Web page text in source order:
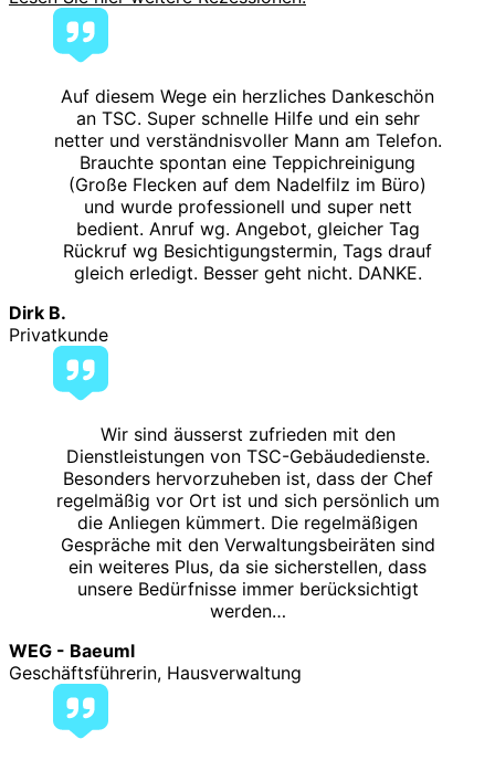
Auf diesem Wege ein herzliches Dankeschön
an TSC. Super schnelle Hilfe und ein sehr
netter und verständnisvoller Mann am Telefon.
Brauchte spontan eine Teppichreinigung
(Große Flecken auf dem Nadelfilz im Büro)
und wurde professionell und super nett
bedient. Anruf wg. Angebot, gleicher Tag
Rückruf wg Besichtigungstermin, Tags drauf
gleich erledigt. Besser geht nicht. DANKE.
Dirk B.
Privatkunde
Wir sind äusserst zufrieden mit den
Dienstleistungen von TSC-Gebäudedienste.
Besonders hervorzuheben ist, dass der Chef
regelmäßig vor Ort ist und sich persönlich um
die Anliegen kümmert. Die regelmäßigen
Gespräche mit den Verwaltungsbeiräten sind
ein weiteres Plus, da sie sicherstellen, dass
unsere Bedürfnisse immer berücksichtigt
werden…
WEG - Baeuml
Geschäftsführerin, Hausverwaltung